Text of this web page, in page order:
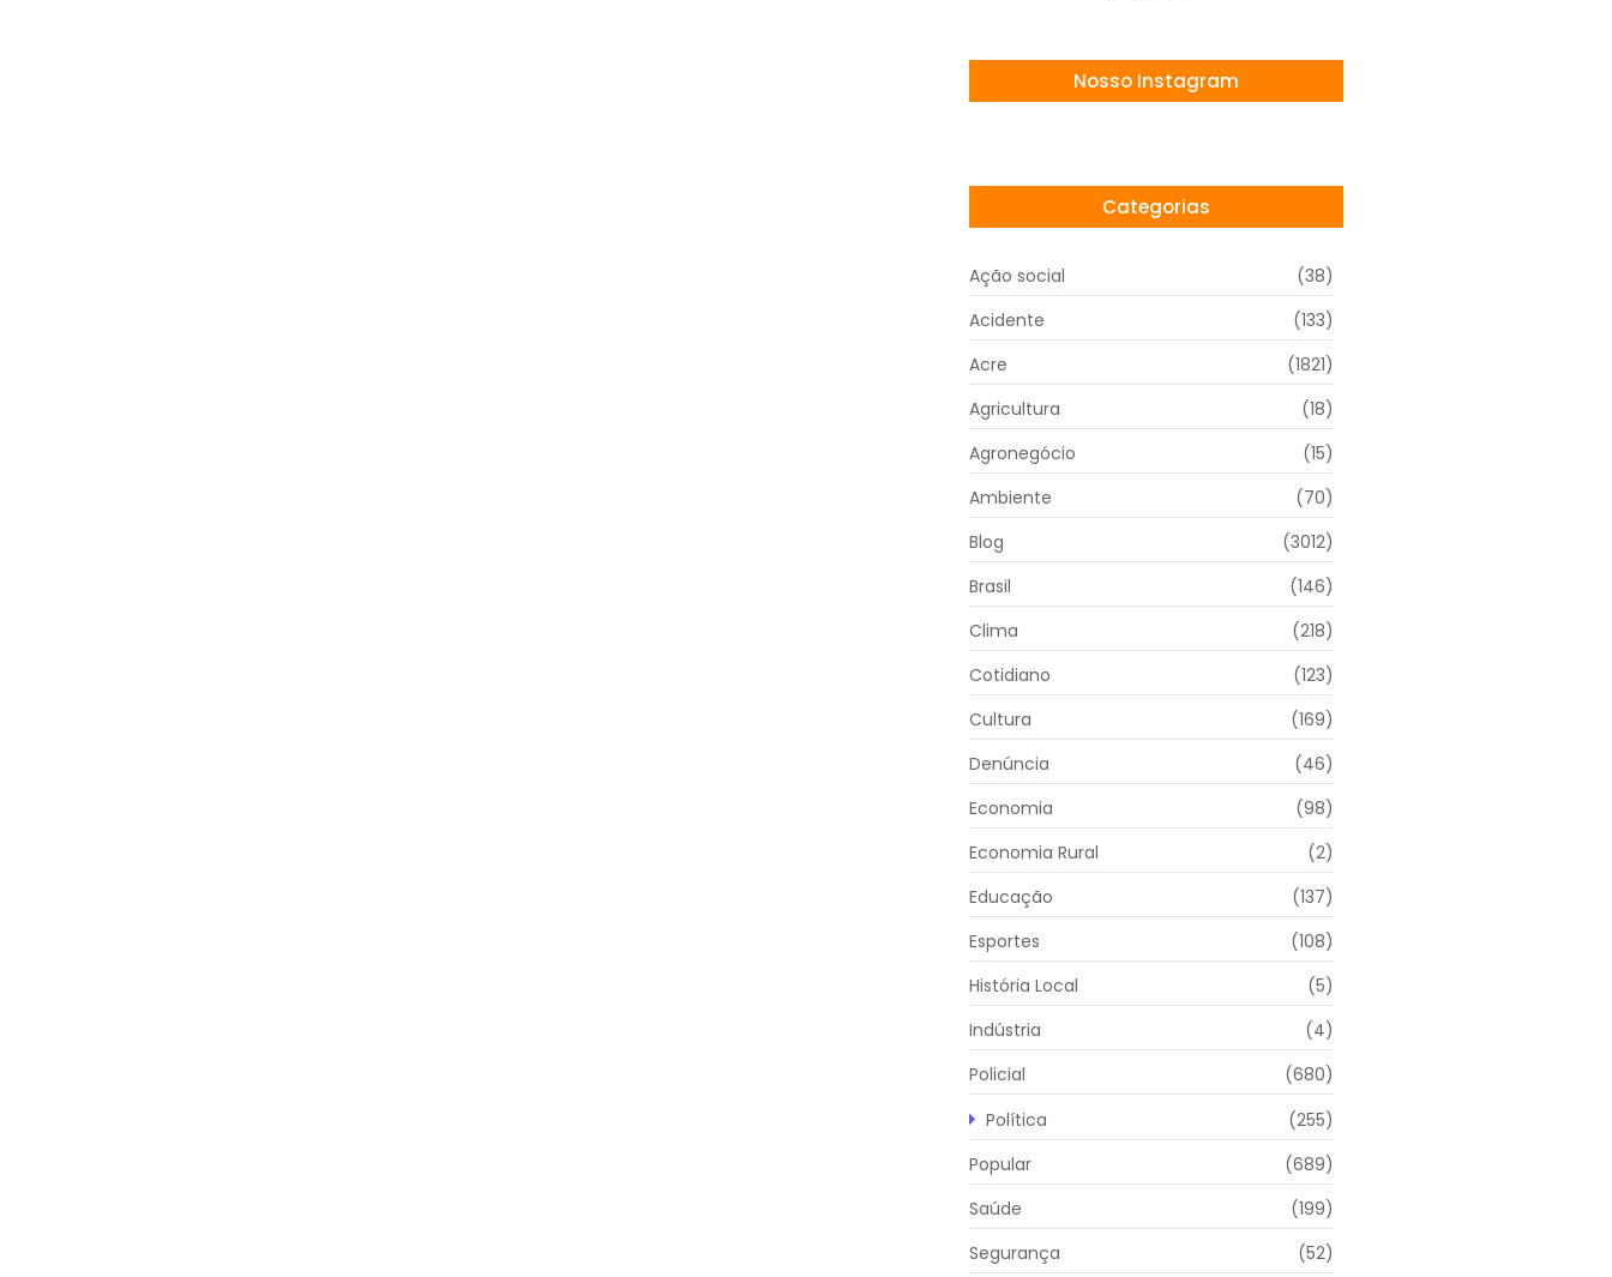
Nosso Instagram
Categorias
Ação social
(38)
Acidente
(133)
Acre
(1821)
Agricultura
(18)
Agronegócio
(15)
Ambiente
(70)
Blog
(3012)
Brasil
(146)
Clima
(218)
Cotidiano
(123)
Cultura
(169)
Denúncia
(46)
Economia
(98)
Economia Rural
(2)
Educação
(137)
Esportes
(108)
História Local
(5)
Indústria
(4)
Policial
(680)
Política
(255)
Popular
(689)
Saúde
(199)
Segurança
(52)